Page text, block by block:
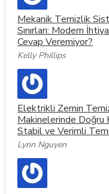
Mekanik Temizlik
Sınırları: Modern
Cevap Veremiyor?
Kelly Phillips
Elektrikli Zemin
Makinelerinde Doğru
Stabil ve Verimli
Lynn Nguyen